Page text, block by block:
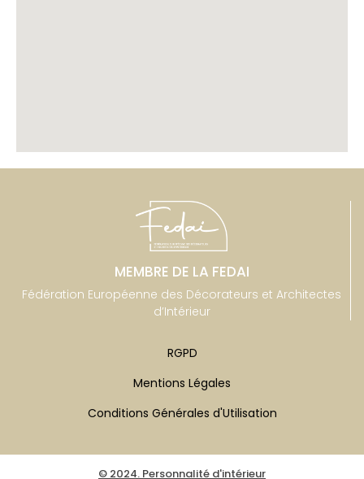
MEMBRE DE LA FEDAI
Fédération Européenne des Décorateurs et Architectes
d’Intérieur
RGPD
Mentions Légales
Conditions Générales d'Utilisation
© 2024. Personnalité d'intérieur